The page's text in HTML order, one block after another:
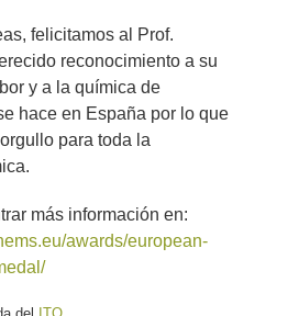
felicitamos al Prof.
reconocimiento a su
y a la química de
hace en España por lo que
para toda la
más información en:
awards/european-